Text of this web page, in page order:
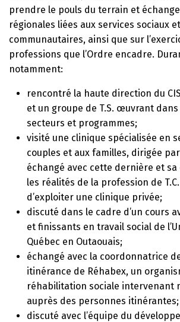
prendre le pouls du terrain et
régionales liées aux services sociaux et
communautaires, ainsi que sur
professions que l’Ordre encadre.
notamment:
rencontré la haute direction du
et un groupe de T.S. œuvrant
secteurs et programmes;
visité une clinique spécialisée en
couples et aux familles, dirigée par
échangé avec cette dernière et sa
les réalités de la profession de
d’exploiter une clinique privée;
discuté dans le cadre d’un cours
et finissants en travail social de
Québec en Outaouais;
échangé avec la coordonnatrice
itinérance de Réhabex, un
réhabilitation sociale intervenant
auprès des personnes itinérantes;
discuté avec l’équipe du